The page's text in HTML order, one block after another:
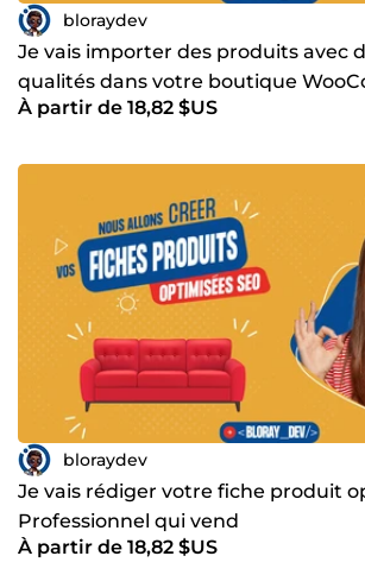
bloraydev
Je vais importer des produits avec
qualités dans votre boutique
À partir de 18,82 $US
bloraydev
Je vais rédiger votre fiche produit
Professionnel qui vend
À partir de 18,82 $US